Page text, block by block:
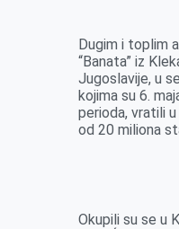
nA
p
p
l
Dugim i toplim
“Banata” iz
Jugoslavije, u
kojima su 6.
perioda, vratili
od 20 miliona
Okupili su se u